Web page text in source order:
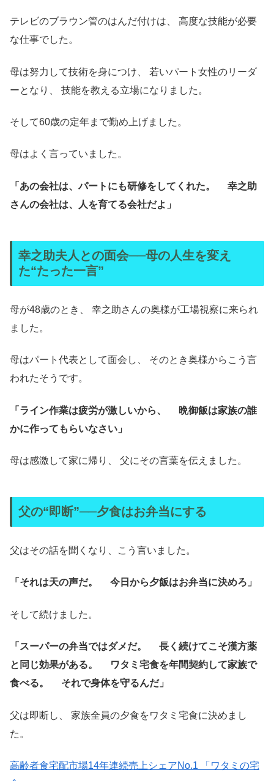
テレビのブラウン管のはんだ付けは、 高度な技能が必要
な仕事でした。
母は努力して技術を身につけ、 若いパート女性のリーダ
ーとなり、 技能を教える立場になりました。
そして60歳の定年まで勤め上げました。
母はよく言っていました。
「あの会社は、パートにも研修をしてくれた。
幸之助
さんの会社は、人を育てる会社だよ」
幸之助夫人との面会──母の人生を変え
た“たった一言”
母が48歳のとき、 幸之助さんの奥様が工場視察に来られ
ました。
母はパート代表として面会し、 そのとき奥様からこう言
われたそうです。
「ライン作業は疲労が激しいから、
晩御飯は家族の誰
かに作ってもらいなさい」
母は感激して家に帰り、 父にその言葉を伝えました。
父の“即断”──夕食はお弁当にする
父はその話を聞くなり、こう言いました。
「それは天の声だ。 今日から夕飯はお弁当に決めろ」
そして続けました。
「スーパーの弁当ではダメだ。
長く続けてこそ漢方薬
と同じ効果がある。
ワタミ宅食を年間契約して家族で
食べる。
それで身体を守るんだ」
父は即断し、 家族全員の夕食をワタミ宅食に決めまし
た。
高齢者食宅配市場14年連続売上シェアNo.1 「ワタミの宅